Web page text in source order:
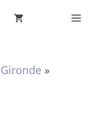
Gironde »